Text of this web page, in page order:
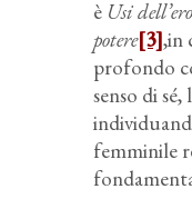
è Usi
potere[3],in
profondo
senso di
femminile